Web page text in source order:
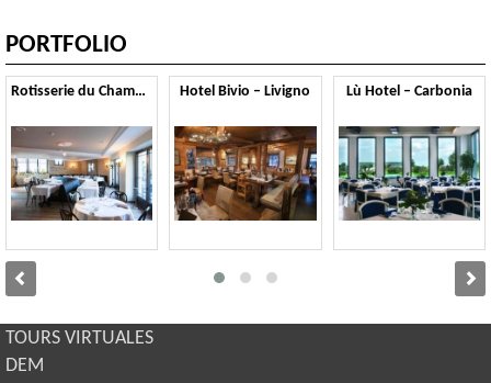
PORTFOLIO
Rotisserie du Chambertin – Gevrey Chambertin Hotel Bivio – Livigno Lù Hotel – Carbonia
TOURS VIRTUALES
DEM